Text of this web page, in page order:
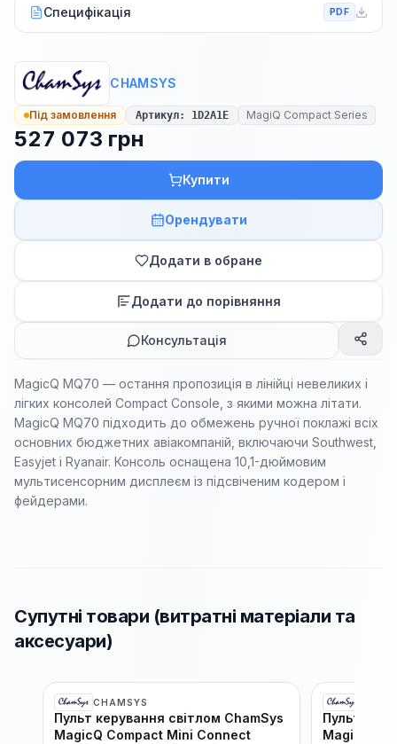
Специфікація PDF
CHAMSYS
Під замовлення Артикул: 1D2A1E MagiQ Compact Series
527 073 грн
Купити
Орендувати
Додати в обране
Додати до порівняння
Консультація
MagicQ MQ70 — остання пропозиція в лінійці невеликих і
лігких консолей Compact Console, з якими можна літати.
MagicQ MQ70 підходить до обмежень ручної поклажі всіх
основних бюджетних авіакомпаній, включаючи Southwest,
Easyjet і Ryanair. Консоль оснащена 10,1-дюймовим
мультисенсорним дисплеєм із підсвіченим кодером і
фейдерами.
Супутні товари (витратні матеріали та
аксесуари)
ТОП
Каталог
CHAMSYS
Пульт керування світлом ChamSys
MagicQ Compact Mini Connect
ТОП
Каталог
Пульт
MagicQ